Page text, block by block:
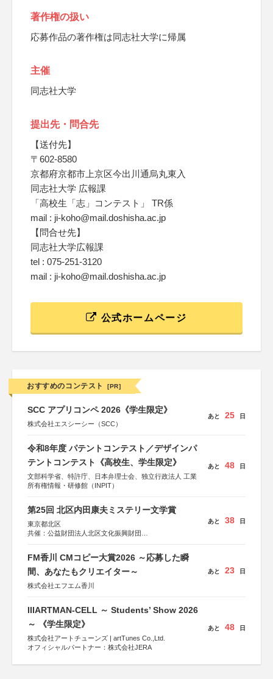
著作権の扱い
応募作品の著作権は同志社大学に帰属
主催
同志社大学
提出先・問合先
【送付先】
〒602-8580
京都府京都市上京区今出川通烏丸東入
同志社大学 広報課
「高校生「志」コンテスト」 TR係
mail : ji-koho@mail.doshisha.ac.jp
【問合せ先】
同志社大学広報課
tel : 075-251-3120
mail : ji-koho@mail.doshisha.ac.jp
公式ホームページ
おすすめのコンテスト [PR]
SCC アプリコンペ 2026《学生限定》
株式会社エスシーシー（SCC）
あと 25 日
令和8年度 パテントコンテスト／デザインパ
テントコンテスト《高校生、学生限定》
文部科学省、特許庁、日本弁理士会、独立行政法人 工業
所有権情報・研修館（INPIT）
あと 48 日
第25回 北区内田康夫ミステリー文学賞
東京都北区
共催：公益財団法人北区文化振興財団
協賛：株式会社実業之日本社
あと 38 日
FM香川 CMコピー大賞2026 ～応募した瞬
間、あなたもクリエイター～
株式会社エフエム香川
あと 23 日
IIIARTMAN-CELL ～ Students’ Show 2026
～ 《学生限定》
株式会社アートチューンズ | artTunes Co.,Ltd.
オフィシャルパートナー：株式会社JERA
あと 48 日